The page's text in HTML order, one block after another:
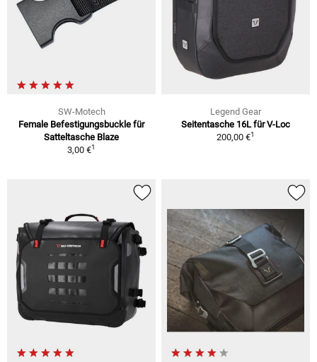
SW-Motech
Female Befestigungsbuckle für
Satteltasche Blaze
3,00 €1
Legend Gear
Seitentasche 16L für V-Loc
200,00 €1